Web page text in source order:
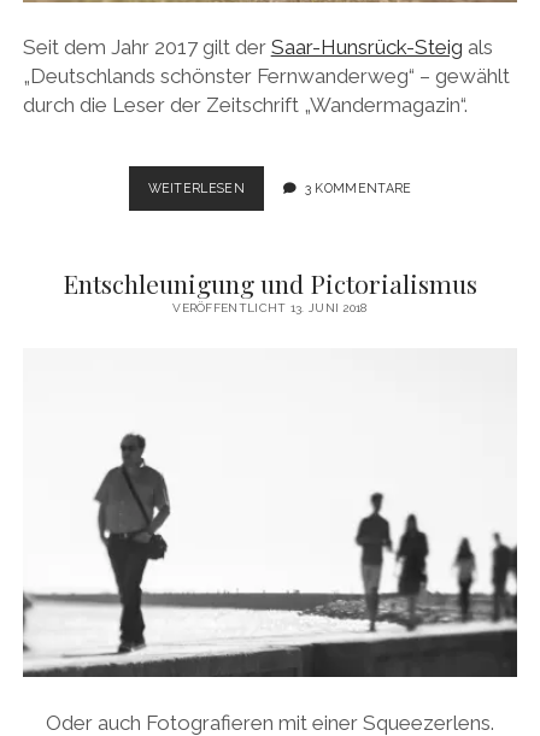
Seit dem Jahr 2017 gilt der Saar-Hunsrück-Steig als
„Deutschlands schönster Fernwanderweg“ – gewählt
durch die Leser der Zeitschrift „Wandermagazin“.
WEITERLESEN WANDERLUST
AUF
HUNSRÜCK-
STEIG
3 KOMMENTARE
Entschleunigung und Pictorialismus
VERÖFFENTLICHT 13. JUNI 2018
Oder auch Fotografieren mit einer Squeezerlens.